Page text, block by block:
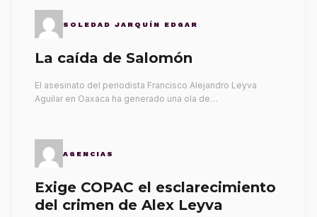
SOLEDAD JARQUÍN EDGAR
La caída de Salomón
El asesinato del periodista Francisco Alejandro Leyva
Aguilar en Oaxaca ha generado una ola de…
AGENCIAS
Exige COPAC el esclarecimiento
del crimen de Alex Leyva